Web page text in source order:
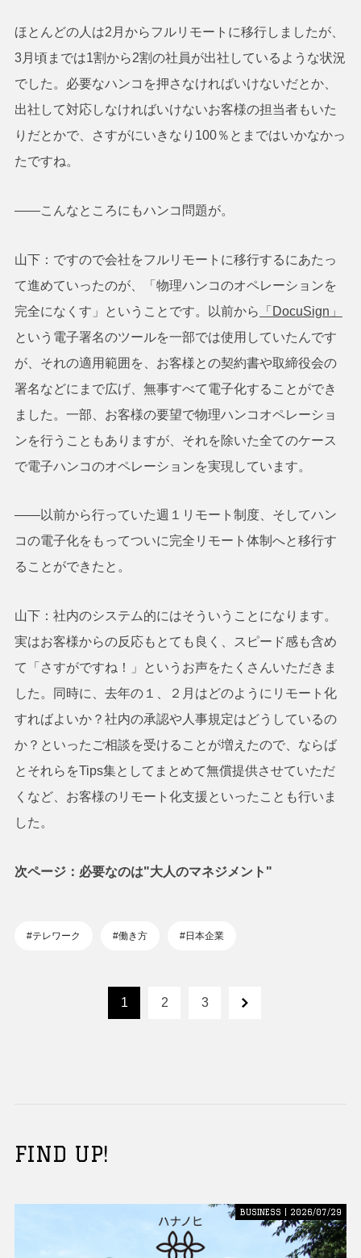
ほとんどの人は2月からフルリモートに移行しましたが、
3月頃までは1割から2割の社員が出社しているような状況
でした。必要なハンコを押さなければいけないだとか、
出社して対応しなければいけないお客様の担当者もいた
りだとかで、さすがにいきなり100％とまではいかなかっ
たですね。
――こんなところにもハンコ問題が。
山下：ですので会社をフルリモートに移行するにあたっ
て進めていったのが、「物理ハンコのオペレーションを
完全になくす」ということです。以前から
「DocuSign」
という電子署名のツールを一部では使用していたんです
が、それの適用範囲を、お客様との契約書や取締役会の
署名などにまで広げ、無事すべて電子化することができ
ました。一部、お客様の要望で物理ハンコオペレーショ
ンを行うこともありますが、それを除いた全てのケース
で電子ハンコのオペレーションを実現しています。
――以前から行っていた週１リモート制度、そしてハン
コの電子化をもってついに完全リモート体制へと移行す
ることができたと。
山下：社内のシステム的にはそういうことになります。
実はお客様からの反応もとても良く、スピード感も含め
て「さすがですね！」というお声をたくさんいただきま
した。同時に、去年の１、２月はどのようにリモート化
すればよいか？社内の承認や人事規定はどうしているの
か？といったご相談を受けることが増えたので、ならば
とそれらをTips集としてまとめて無償提供させていただ
くなど、お客様のリモート化支援といったことも行いま
した。
次ページ：必要なのは"大人のマネジメント"
#テレワーク #働き方 #日本企業
1 2 3
FIND UP!
BUSINESS | 2026/07/29